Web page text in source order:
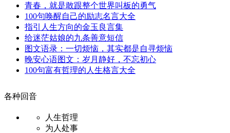
青春，就是敢跟整个世界叫板的勇气
100句唤醒自己的励志名言大全
指引人生方向的金玉良言集
给迷茫姑娘的九条善意短信
图文语录：一切烦恼，其实都是自寻烦恼
晚安心语图文：岁月静好，不忘初心
100句富有哲理的人生格言大全
各种回音
人生哲理
为人处事